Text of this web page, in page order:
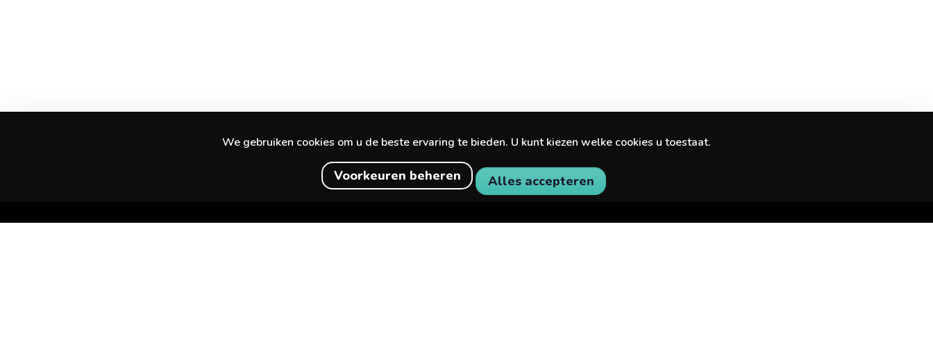
We gebruiken cookies om u de beste ervaring te bieden. U kunt kiezen welke cookies u toestaat.
Voorkeuren beheren Alles accepteren